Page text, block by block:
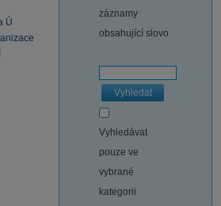
Ú
záznamy
obsahující slovo
Vyhledat
Vyhledávat
pouze ve
vybrané
kategorii